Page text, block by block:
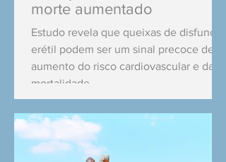
morte aumentado
Estudo revela que queixas de disfunção
erétil podem ser um sinal precoce de
aumento do risco cardiovascular e da
mortalidade